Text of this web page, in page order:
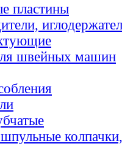
пластины
швейных машин